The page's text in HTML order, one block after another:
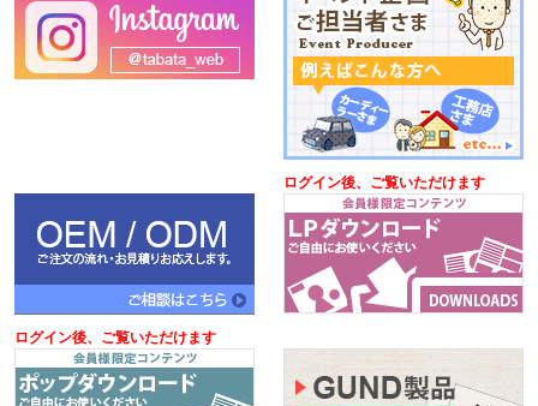
ログイン後、ご覧いただけます
ログイン後、ご覧いただけます